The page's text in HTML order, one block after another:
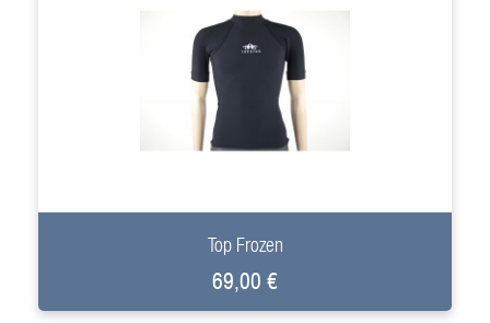
+
Top Frozen
69,00 €